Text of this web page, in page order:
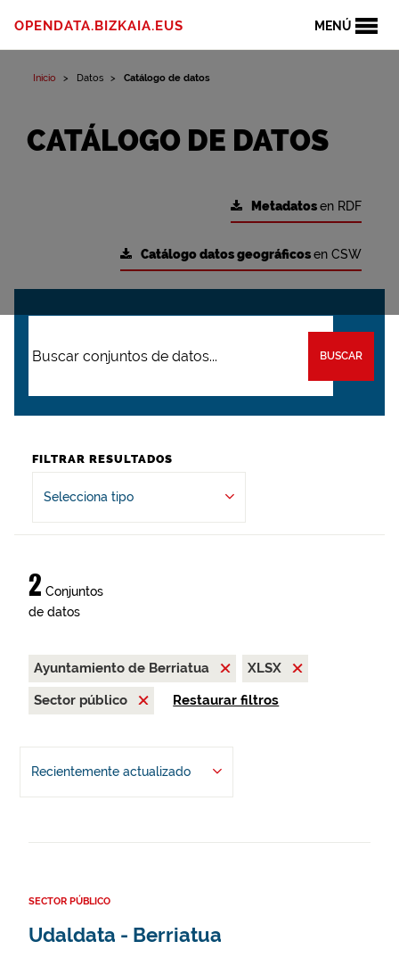
MENÚ
OPENDATA.BIZKAIA.EUS
Inicio Datos Catálogo de datos
CATÁLOGO DE DATOS
Metadatosen RDF
Catálogo datos geográficosen CSW
BUSCAR
FILTRAR RESULTADOS
Selecciona tipo
2 Conjuntos
de datos
Ayuntamiento de Berriatua
XLSX
Sector público
Restaurar filtros
Recientemente actualizado
SECTOR PÚBLICO
Udaldata - Berriatua